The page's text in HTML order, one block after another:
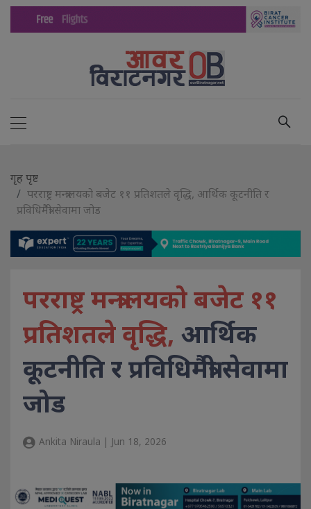
गृह पृष्ट
परराष्ट्र मन्त्रालयको बजेट ११ प्रतिशतले वृद्धि, आर्थिक कूटनीति र
प्रविधिमैत्री सेवामा जोड
परराष्ट्र मन्त्रालयको बजेट ११
प्रतिशतले वृद्धि, आर्थिक
कूटनीति र प्रविधिमैत्री सेवामा
जोड
Ankita Niraula | Jun 18, 2026